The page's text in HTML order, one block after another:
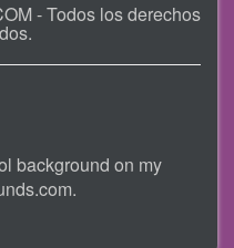
- Todos los derechos
background on my
.